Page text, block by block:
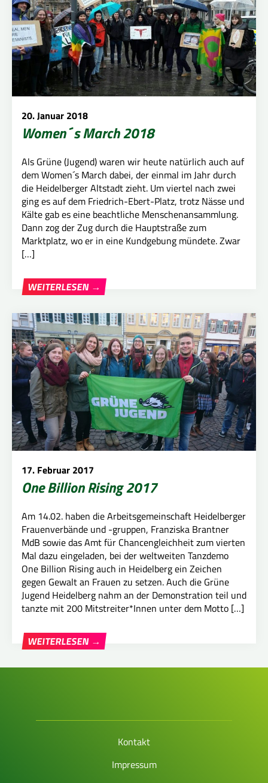
20. Januar 2018
Women´s March 2018
Als Grüne (Jugend) waren wir heute natürlich auch auf
dem Women´s March dabei, der einmal im Jahr durch
die Heidelberger Altstadt zieht. Um viertel nach zwei
ging es auf dem Friedrich-Ebert-Platz, trotz Nässe und
Kälte gab es eine beachtliche Menschenansammlung.
Dann zog der Zug durch die Hauptstraße zum
Marktplatz, wo er in eine Kundgebung mündete. Zwar
[…]
WEITERLESEN →
17. Februar 2017
One Billion Rising 2017
Am 14.02. haben die Arbeitsgemeinschaft Heidelberger
Frauenverbände und -gruppen, Franziska Brantner
MdB sowie das Amt für Chancengleichheit zum vierten
Mal dazu eingeladen, bei der weltweiten Tanzdemo
One Billion Rising auch in Heidelberg ein Zeichen
gegen Gewalt an Frauen zu setzen. Auch die Grüne
Jugend Heidelberg nahm an der Demonstration teil und
tanzte mit 200 Mitstreiter*Innen unter dem Motto […]
WEITERLESEN →
Kontakt
Impressum